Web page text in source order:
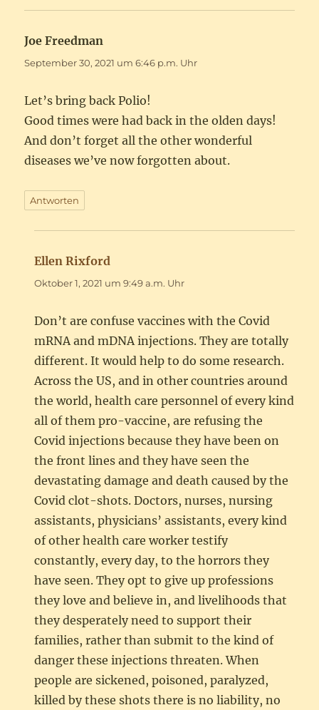
Joe Freedman
September 30, 2021 um 6:46 p.m. Uhr
Let’s bring back Polio!
Good times were had back in the olden days!
And don’t forget all the other wonderful
diseases we’ve now forgotten about.
Antworten
Ellen Rixford
Oktober 1, 2021 um 9:49 a.m. Uhr
Don’t are confuse vaccines with the Covid
mRNA and mDNA injections. They are totally
different. It would help to do some research.
Across the US, and in other countries around
the world, health care personnel of every kind
all of them pro-vaccine, are refusing the
Covid injections because they have been on
the front lines and they have seen the
devastating damage and death caused by the
Covid clot-shots. Doctors, nurses, nursing
assistants, physicians’ assistants, every kind
of other health care worker testify
constantly, every day, to the horrors they
have seen. They opt to give up professions
they love and believe in, and livelihoods that
they desperately need to support their
families, rather than submit to the kind of
danger these injections threaten. When
people are sickened, poisoned, paralyzed,
killed by these shots there is no liability, no